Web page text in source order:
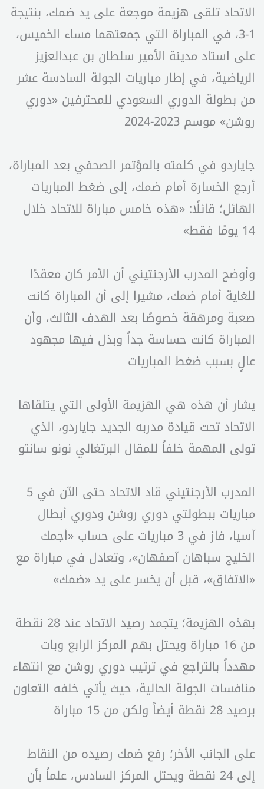
الاتحاد تلقى هزيمة موجعة على يد ضمك، بنتيجة
1-3، في المباراة التي جمعتهما مساء الخميس،
على استاد مدينة الأمير سلطان بن عبدالعزيز
الرياضية، في إطار مباريات الجولة السادسة عشر
من بطولة الدوري السعودي للمحترفين «دوري
روشن» موسم 2023-2024
جاياردو في كلمته بالمؤتمر الصحفي بعد المباراة،
أرجع الخسارة أمام ضمك، إلى ضغط المباريات
الهائل؛ قائلًا: «هذه خامس مباراة للاتحاد خلال
14 يومًا فقط»
وأوضح المدرب الأرجنتيني أن الأمر كان معقدًا
للغاية أمام ضمك، مشيرا إلى أن المباراة كانت
صعبة ومرهقة خصوصًا بعد الهدف الثالث، وأن
المباراة كانت حساسة جداً وبذل فيها مجهود
عالٍ بسبب ضغط المباريات
يشار أن هذه هي الهزيمة الأولى التي يتلقاها
الاتحاد تحت قيادة مدربه الجديد جاياردو، الذي
تولى المهمة خلفاً للمقال البرتغالي نونو سانتو
المدرب الأرجنتيني قاد الاتحاد حتى الآن في 5
مباريات ببطولتي دوري روشن ودوري أبطال
آسيا، فاز في 3 مباريات على حساب «أجمك
الخليج سباهان آصفهان»، وتعادل في مباراة مع
«الاتفاق»، قبل أن يخسر على يد «ضمك»
بهذه الهزيمة؛ يتجمد رصيد الاتحاد عند 28 نقطة
من 16 مباراة ويحتل بهم المركز الرابع وبات
مهدداً بالتراجع في ترتيب دوري روشن مع انتهاء
منافسات الجولة الحالية، حيث يأتي خلفه التعاون
برصيد 28 نقطة أيضاً ولكن من 15 مباراة
على الجانب الأخر؛ رفع ضمك رصيده من النقاط
إلى 24 نقطة ويحتل المركز السادس، علماً بأن